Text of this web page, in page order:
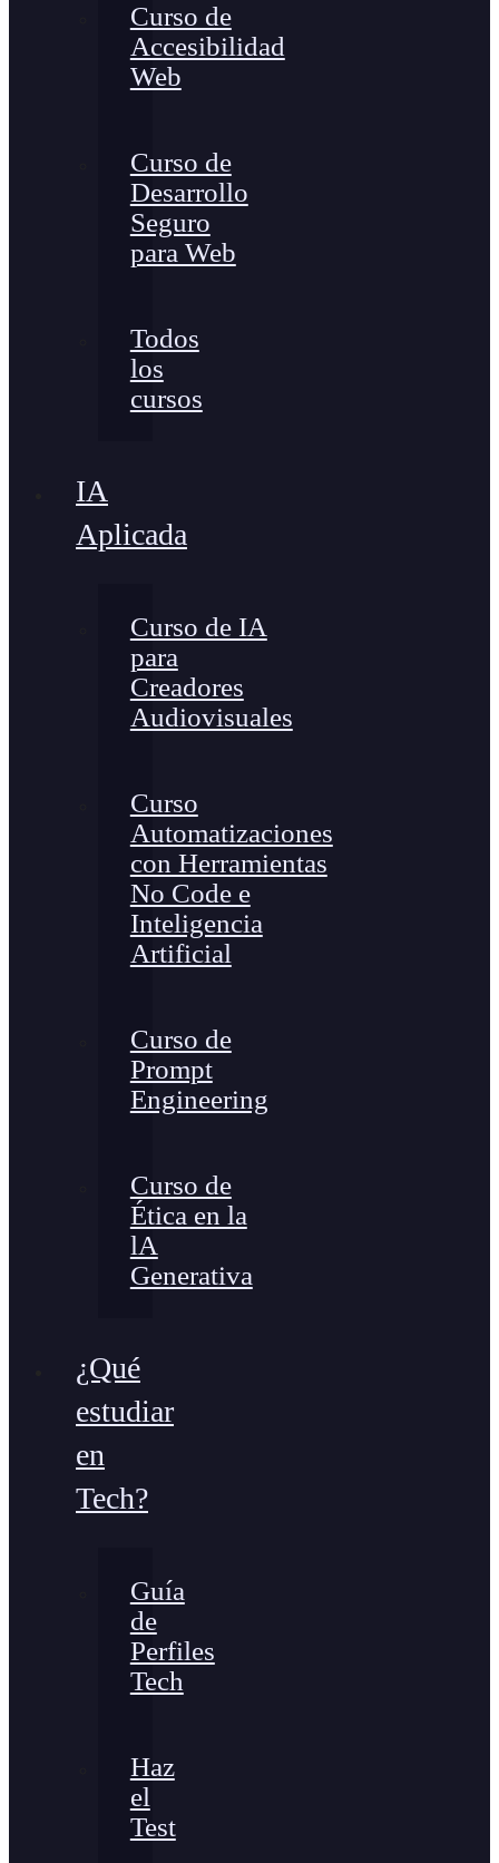
Curso de
Accesibilidad
Web
Curso de
Desarrollo
Seguro
para Web
Todos
los
cursos
IA
Aplicada
Curso de IA
para
Creadores
Audiovisuales
Curso
Automatizaciones
con Herramientas
No Code e
Inteligencia
Artificial
Curso de
Prompt
Engineering
Curso de
Ética en la
lA
Generativa
¿Qué
estudiar
en
Tech?
Guía
de
Perfiles
Tech
Haz
el
Test